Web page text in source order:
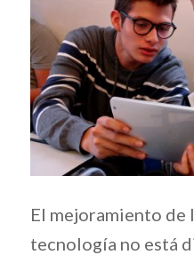
El mejoramiento de
tecnología no está